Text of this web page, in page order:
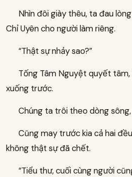
Nhìn đôi giày thêu, ta đau
Chỉ Uyên cho người làm riêng.
“Thật sự nhảy sao?”
Tống Tâm Nguyệt quyết tâm,
xuống trước.
Chúng ta trôi theo dòng
Cũng may trước kia cả hai
không thật sự đã chết.
“Tiểu thư, cuối cùng người